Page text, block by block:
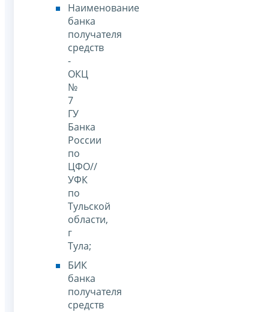
Наименование
банка
получателя
средств
-
ОКЦ
№
7
ГУ
Банка
России
по
ЦФО//
УФК
по
Тульской
области,
г
Тула;
БИК
банка
получателя
средств